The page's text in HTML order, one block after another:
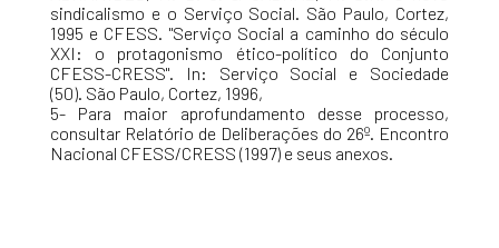
sindicalismo e o Serviço Social. São Paulo, Cortez,
1995 e CFESS. "Serviço Social a caminho do século
XXI: o protagonismo ético-político do Conjunto
CFESS-CRESS". In: Serviço Social e Sociedade
(50). São Paulo, Cortez, 1996,
5- Para maior aprofundamento desse processo,
consultar Relatório de Deliberações do 26º. Encontro
Nacional CFESS/CRESS (1997) e seus anexos.